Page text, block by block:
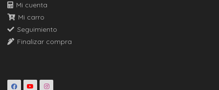
Mi cuenta
Mi carro
Seguimiento
Finalizar compra